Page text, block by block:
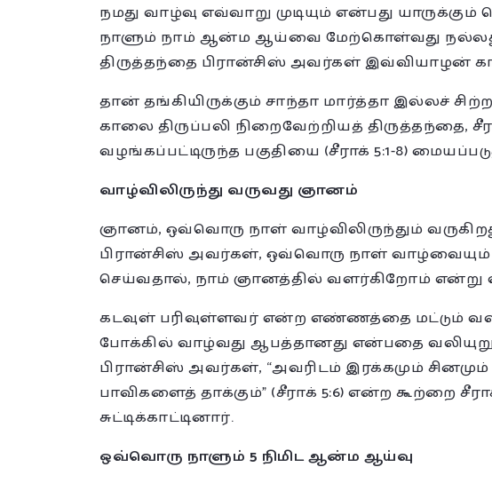
நமது வாழ்வு எவ்வாறு முடியும் என்பது
நாளும் நாம் ஆன்ம ஆய்வை மேற்கொள்வது
திருத்தந்தை பிரான்சிஸ் அவர்கள் இவ்வியாழன்
தான் தங்கியிருக்கும் சாந்தா மார்த்தா இல்லச்
காலை திருப்பலி நிறைவேற்றியத் திருத்தந்தை,
வழங்கப்பட்டிருந்த பகுதியை (சீராக் 5:1-8)
வாழ்விலிருந்து வருவது ஞானம்
ஞானம், ஒவ்வொரு நாள் வாழ்விலிருந்தும்
பிரான்சிஸ் அவர்கள், ஒவ்வொரு நாள் வாழ்வையும்
செய்வதால், நாம் ஞானத்தில் வளர்கிறோம் என்று
கடவுள் பரிவுள்ளவர் என்ற எண்ணத்தை மட்டும்
போக்கில் வாழ்வது ஆபத்தானது என்பதை
பிரான்சிஸ் அவர்கள், “அவரிடம் இரக்கமும்
பாவிகளைத் தாக்கும்” (சீராக் 5:6) என்ற கூற்றை
சுட்டிக்காட்டினார்.
ஒவ்வொரு நாளும் 5 நிமிட ஆன்ம ஆய்வு